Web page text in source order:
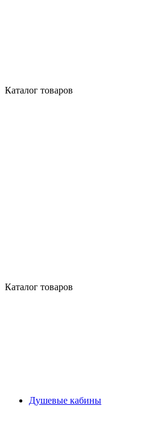
Каталог товаров
Каталог товаров
Душевые кабины